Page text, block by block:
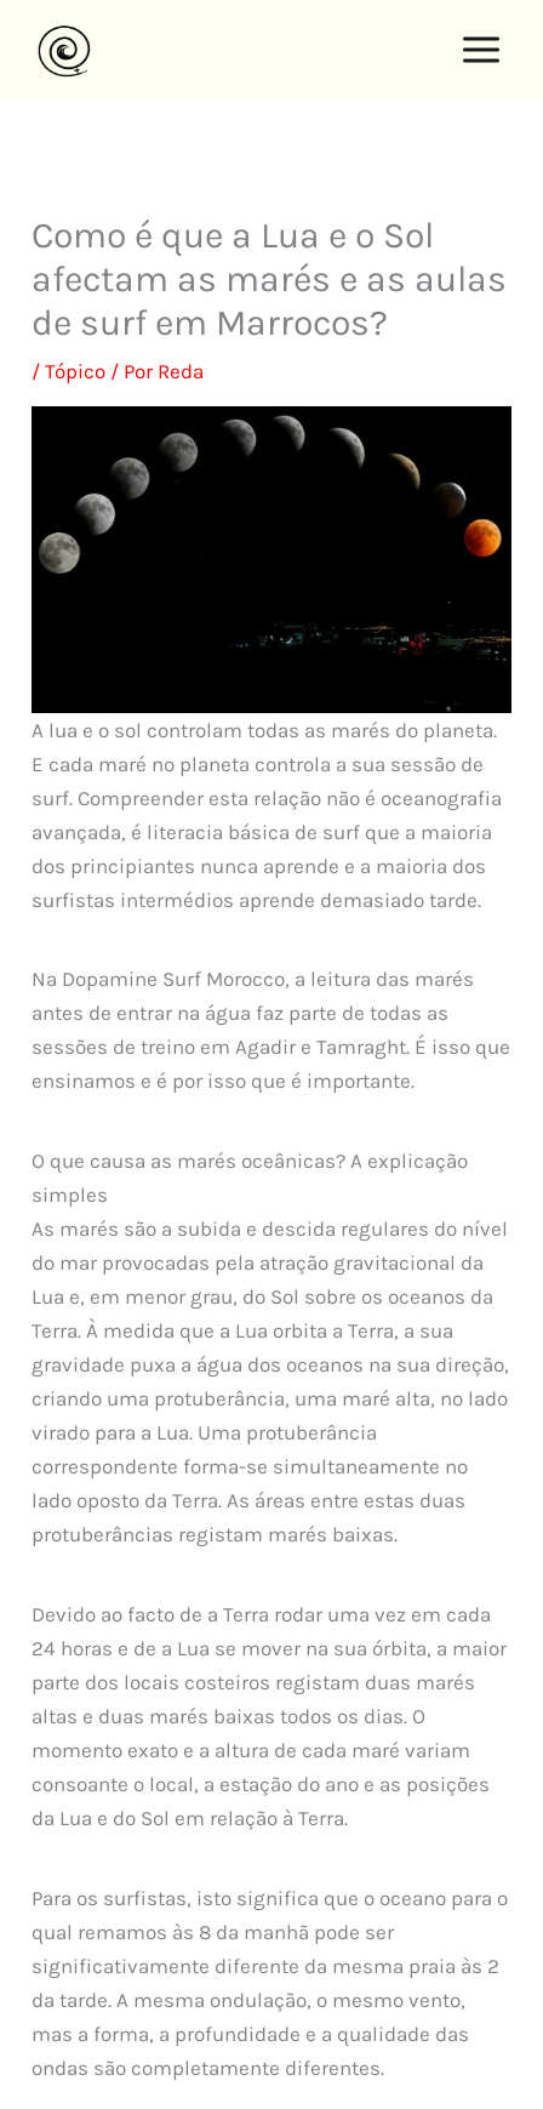
para
Como é que a Lua e o Sol
afectam as marés e as aulas
de surf em Marrocos?
/Tópico / Por Reda
A lua e o sol controlam todas as marés do planeta.
E cada maré no planeta controla a sua sessão de
surf. Compreender esta relação não é oceanografia
avançada, é literacia básica de surf que a maioria
dos principiantes nunca aprende e a maioria dos
surfistas intermédios aprende demasiado tarde.
Na Dopamine Surf Morocco, a leitura das marés
antes de entrar na água faz parte de todas as
sessões de treino em Agadir e Tamraght. É isso que
ensinamos e é por isso que é importante.
O que causa as marés oceânicas? A explicação
simples
As marés são a subida e descida regulares do nível
do mar provocadas pela atração gravitacional da
Lua e, em menor grau, do Sol sobre os oceanos da
Terra. À medida que a Lua orbita a Terra, a sua
gravidade puxa a água dos oceanos na sua direção,
criando uma protuberância, uma maré alta, no lado
virado para a Lua. Uma protuberância
correspondente forma-se simultaneamente no
lado oposto da Terra. As áreas entre estas duas
protuberâncias registam marés baixas.
Devido ao facto de a Terra rodar uma vez em cada
24 horas e de a Lua se mover na sua órbita, a maior
parte dos locais costeiros registam duas marés
altas e duas marés baixas todos os dias. O
momento exato e a altura de cada maré variam
consoante o local, a estação do ano e as posições
da Lua e do Sol em relação à Terra.
Para os surfistas, isto significa que o oceano para o
qual remamos às 8 da manhã pode ser
significativamente diferente da mesma praia às 2
da tarde. A mesma ondulação, o mesmo vento,
mas a forma, a profundidade e a qualidade das
ondas são completamente diferentes.